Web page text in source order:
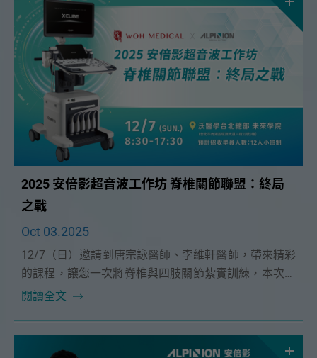
2025 安倍影超音波工作坊 脊椎關節聯盟：終局
之戰
Oct 03.2025
12/7（日）邀請到唐宗詠醫師、李維軒醫師，帶來精彩
的課程，讓您一次將脊椎與四肢關節紮實訓練，本次課
程為12人小班制更精實。
閱讀全文